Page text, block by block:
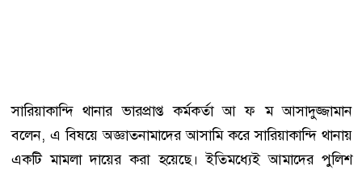
সারিয়াকান্দি থানার ভারপ্রাপ্ত কর্মকর্তা আ ফ ম আসাদুজ্জামান
বলেন, এ বিষয়ে অজ্ঞাতনামাদের আসামি করে সারিয়াকান্দি থানায়
একটি মামলা দায়ের করা হয়েছে। ইতিমধ্যেই আমাদের পুলিশ